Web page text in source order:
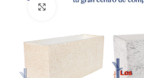
Clic para ampliar